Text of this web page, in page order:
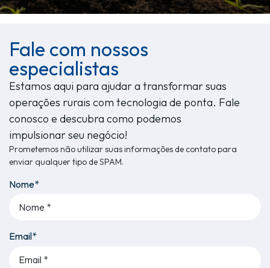
Fale com nossos
especialistas
Estamos aqui para ajudar a transformar suas
operações rurais com tecnologia de ponta. Fale
conosco e descubra como podemos
impulsionar seu negócio!
Prometemos não utilizar suas informações de contato para
enviar qualquer tipo de SPAM.
Nome*
Email*